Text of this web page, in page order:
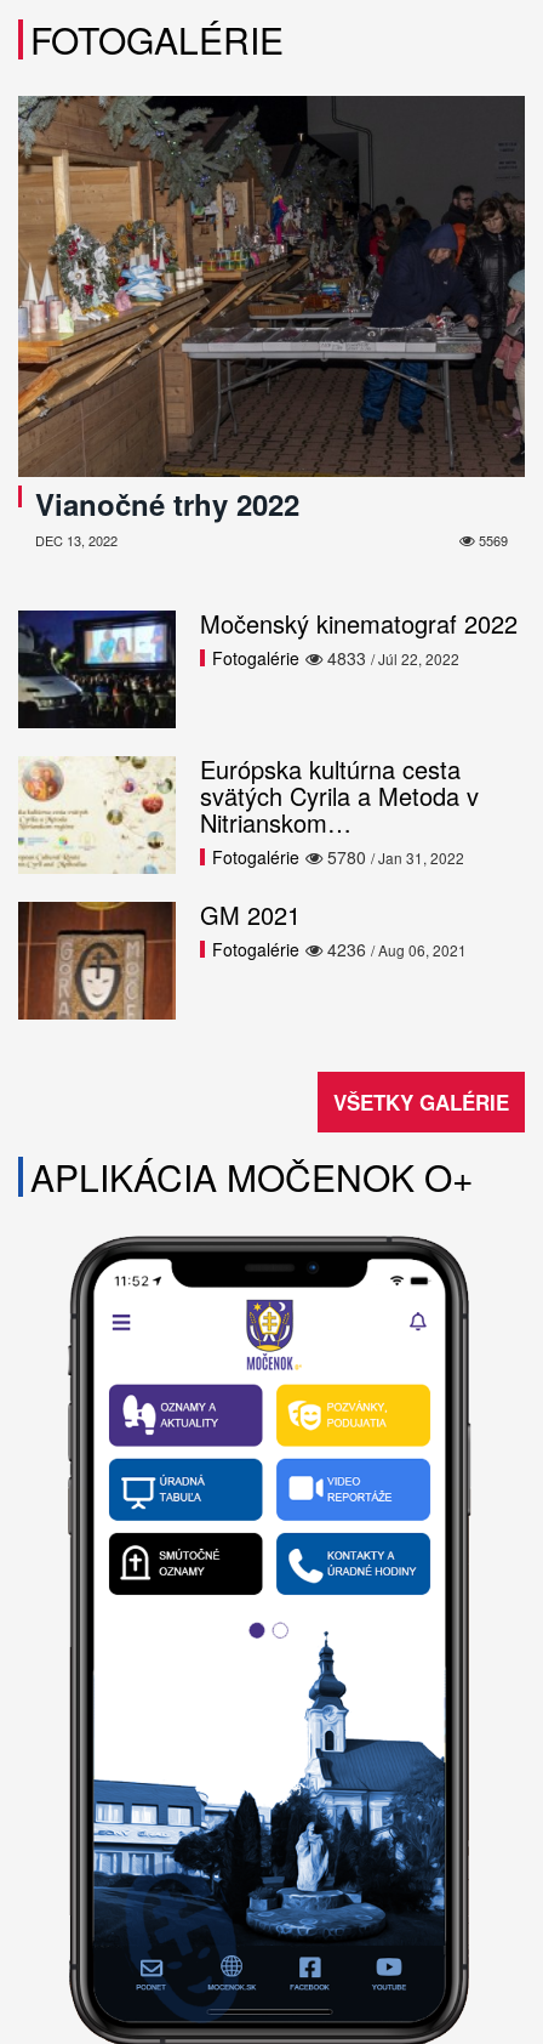
FOTOGALÉRIE
Vianočné trhy 2022
5569
DEC 13, 2022
Močenský kinematograf 2022
4833
Fotogalérie / Júl 22, 2022
Európska kultúrna cesta
svätých Cyrila a Metoda v
Nitrianskom…
5780
Fotogalérie / Jan 31, 2022
GM 2021
4236
Fotogalérie / Aug 06, 2021
VŠETKY GALÉRIE
APLIKÁCIA MOČENOK O+